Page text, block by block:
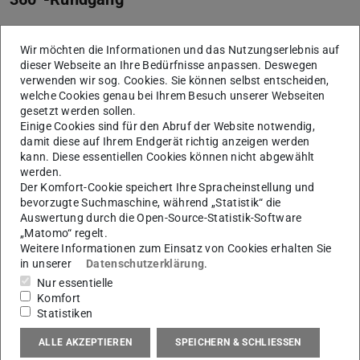
durch unsere Lehr- und Forschungseinrichtungen.
Mehr erfahren(wird in neuem Tab geöffnet)
Unser Angebot
Wir möchten die Informationen und das Nutzungserlebnis auf
dieser Webseite an Ihre Bedürfnisse anpassen. Deswegen
verwenden wir sog. Cookies. Sie können selbst entscheiden,
welche Cookies genau bei Ihrem Besuch unserer Webseiten
gesetzt werden sollen.
Einige Cookies sind für den Abruf der Website notwendig,
damit diese auf Ihrem Endgerät richtig anzeigen werden
kann. Diese essentiellen Cookies können nicht abgewählt
werden.
Der Komfort-Cookie speichert Ihre Spracheinstellung und
bevorzugte Suchmaschine, während „Statistik“ die
Auswertung durch die Open-Source-Statistik-Software
„Matomo“ regelt.
Weitere Informationen zum Einsatz von Cookies erhalten Sie
in unserer
Datenschutzerklärung.
Nur essentielle
Komfort
Statistiken
ALLE AKZEPTIEREN SPEICHERN & SCHLIESSEN